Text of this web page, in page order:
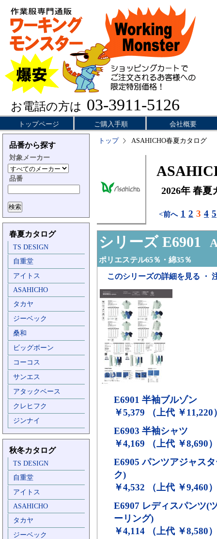
お電話の方は 03-3911-5126
トップページ ご購入手順 会社概要
品番から探す
対象メーカー
品番
春夏カタログ
TS DESIGN
自重堂
アイトス
ASAHICHO
タカヤ
ジーベック
桑和
ビッグボーン
コーコス
サンエス
アタックベース
クレヒフク
ジンナイ
秋冬カタログ
TS DESIGN
自重堂
アイトス
ASAHICHO
タカヤ
ジーベック
トップ ASAHICHO春夏カタログ
2026年 春夏
<前へ 1 2 3 4 5
シリーズ E6901
ポリエステル65％・綿35％
このシリーズの詳細を見る ・
E6901 半袖ブルゾン
￥5,379 （上代 ￥11,220
E6903 半袖シャツ
￥4,169 （上代 ￥8,690）
E6905 パンツアジャス
ク)
￥4,532 （上代 ￥9,460）
E6907 レディスパンツ(
ーリング)
￥4,114 （上代 ￥8,580）